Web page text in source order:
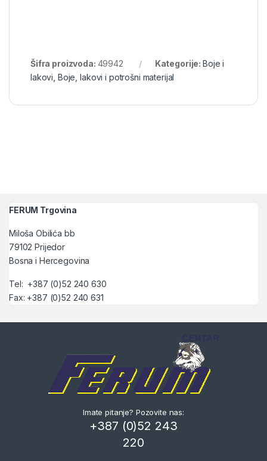
Šifra proizvoda: 49942 Kategorije: Boje i
lakovi Boje, lakovi i potrošni materijal
FERUM Trgovina
Miloša Obilića bb
79102 Prijedor
Bosna i Hercegovina
Tel: +387 (0)52 240 630
Fax: +387 (0)52 240 631
Imate pitanje? Pozovite nas:
+387 (0)52 243
220